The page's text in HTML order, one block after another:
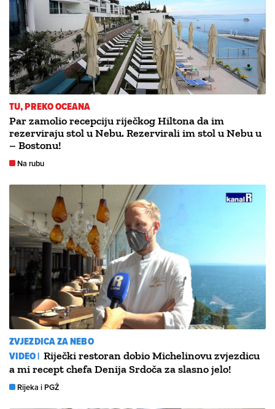
TU, PREKO OCEANA
Par zamolio recepciju riječkog Hiltona da im
rezerviraju stol u Nebu. Rezervirali im stol u Nebu u
– Bostonu!
Na rubu
ZVJEZDICA ZA NEBO
VIDEO | Riječki restoran dobio Michelinovu zvjezdicu
a mi recept chefa Denija Srdoča za slasno jelo!
Rijeka i PGŽ